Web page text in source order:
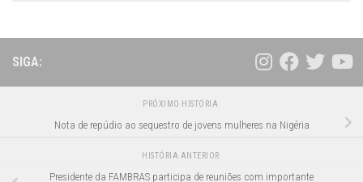
SIGA:
PRÓXIMO HISTÓRIA
Nota de repúdio ao sequestro de jovens mulheres na Nigéria
HISTÓRIA ANTERIOR
Presidente da FAMBRAS participa de reuniões com importante